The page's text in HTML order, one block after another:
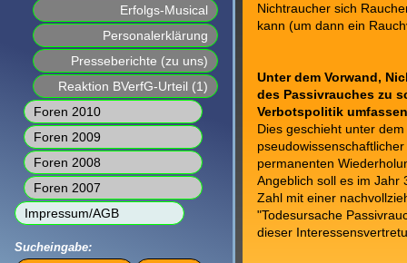
Nichtraucher sich
kann (um dann ein
Unter dem Vorwand,
des Passivrauches zu
Verbotspolitik
Dies geschieht unter
permanenten
Angeblich soll es im Jahr
Zahl mit einer
"Todesursache
dieser
Erfolgs-Musical
Personalerklärung
Presseberichte (zu uns)
Reaktion BVerfG-Urteil (1)
Foren 2010
Foren 2009
Foren 2008
Foren 2007
Impressum/AGB
Sucheingabe: